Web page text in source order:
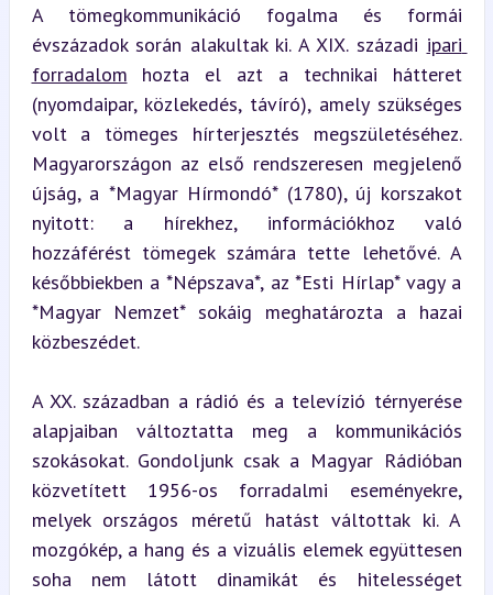
A tömegkommunikáció fogalma és formái
évszázadok során alakultak ki. A XIX. századi ipari
forradalom hozta el azt a technikai hátteret
(nyomdaipar, közlekedés, távíró), amely szükséges
volt a tömeges hírterjesztés megszületéséhez.
Magyarországon az első rendszeresen megjelenő
újság, a *Magyar Hírmondó* (1780), új korszakot
nyitott: a hírekhez, információkhoz való
hozzáférést tömegek számára tette lehetővé. A
későbbiekben a *Népszava*, az *Esti Hírlap* vagy a
*Magyar Nemzet* sokáig meghatározta a hazai
közbeszédet.
A XX. században a rádió és a televízió térnyerése
alapjaiban változtatta meg a kommunikációs
szokásokat. Gondoljunk csak a Magyar Rádióban
közvetített 1956-os forradalmi eseményekre,
melyek országos méretű hatást váltottak ki. A
mozgókép, a hang és a vizuális elemek együttesen
soha nem látott dinamikát és hitelességet